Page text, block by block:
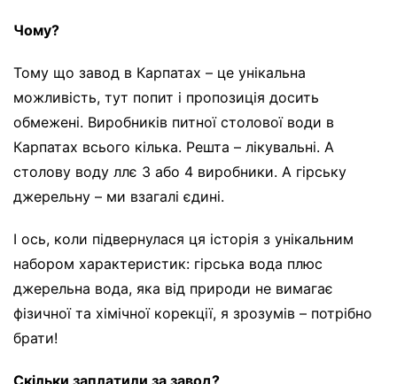
Чому?
Тому що завод в Карпатах – це унікальна
можливість, тут попит і пропозиція досить
обмежені. Виробників питної столової води в
Карпатах всього кілька. Решта – лікувальні. А
столову воду ллє 3 або 4 виробники. А гірську
джерельну – ми взагалі єдині.
І ось, коли підвернулася ця історія з унікальним
набором характеристик: гірська вода плюс
джерельна вода, яка від природи не вимагає
фізичної та хімічної корекції, я зрозумів – потрібно
брати!
Скільки заплатили за завод?